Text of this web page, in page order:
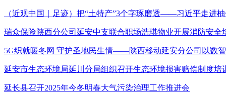
（近观中国｜足迹）把“土特产”3个字琢磨透——习近平走进
瑞众保险陕西分公司延安中支联合职场浩琪物业开展消防安全
5G织就暖冬网 守护圣地民生情——陕西移动延安分公司以数
延安市生态环境局延川分局组织召开生态环境损害赔偿制度培
延长县召开2025年今冬明春大气污染治理工作推进会